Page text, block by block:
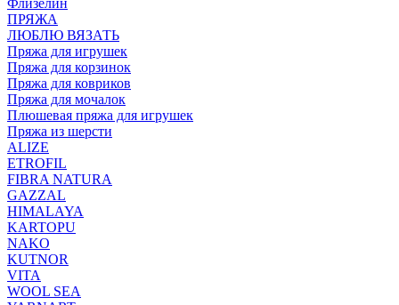
Флизелин
ПРЯЖА
ЛЮБЛЮ ВЯЗАТЬ
Пряжа для игрушек
Пряжа для корзинок
Пряжа для ковриков
Пряжа для мочалок
Плюшевая пряжа для игрушек
Пряжа из шерсти
ALIZE
ETROFIL
FIBRA NATURA
GAZZAL
HIMALAYA
KARTOPU
NAKO
KUTNOR
VITA
WOOL SEA